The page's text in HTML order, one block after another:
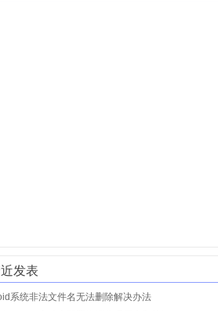
发表
系统非法文件名无法删除解决办法